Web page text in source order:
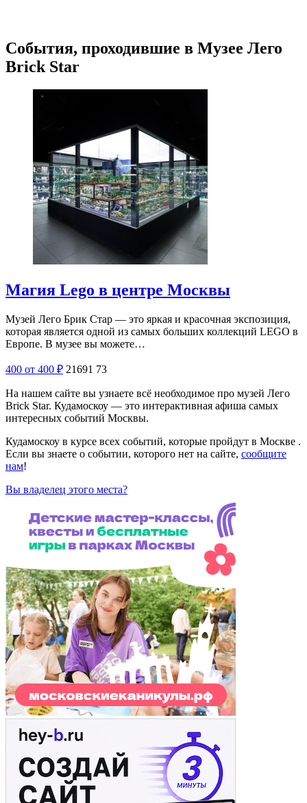
События, проходившие в Музее Лего
Brick Star
Магия Lego в центре Москвы
Музей Лего Брик Стар — это яркая и красочная экспозиция,
которая является одной из самых больших коллекций LEGO в
Европе. В музее вы можете…
400 от 400 ₽ 21691 73
На нашем сайте вы узнаете всё необходимое про музей Лего
Brick Star. Кудамоскоу — это интерактивная афиша самых
интересных событий Москвы.
Кудамоскоу в курсе всех событий, которые пройдут в Москве .
Если вы знаете о событии, которого нет на сайте, сообщите
нам!
Вы владелец этого места?